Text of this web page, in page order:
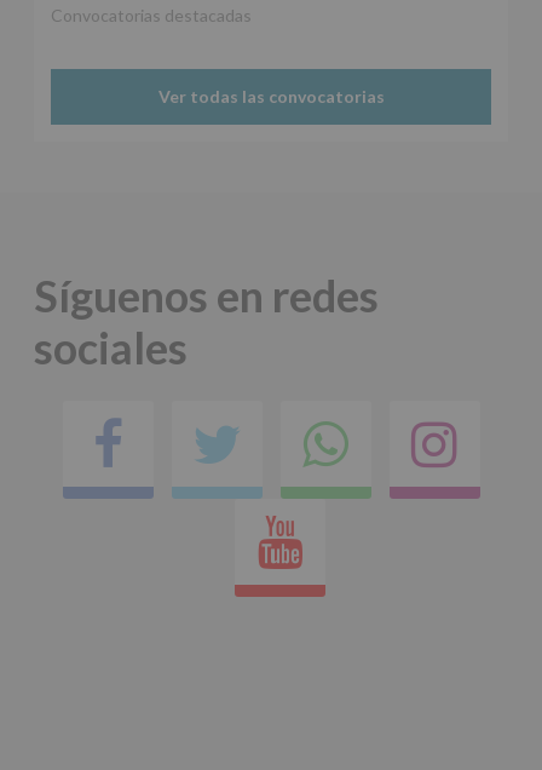
Convocatorias destacadas
Ver todas las convocatorias
Síguenos en redes
sociales
Facebook
Twitter
en
Youtube